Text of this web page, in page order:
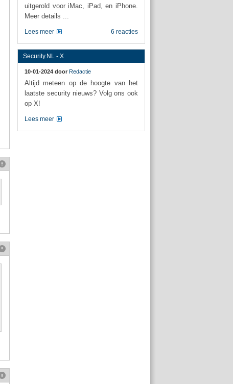
uitgerold voor iMac, iPad, en iPhone.
Meer details ...
6 reacties
Lees meer
Security.NL - X
10-01-2024 door Redactie
Altijd meteen op de hoogte van het
laatste security nieuws? Volg ons ook
op X!
Lees meer